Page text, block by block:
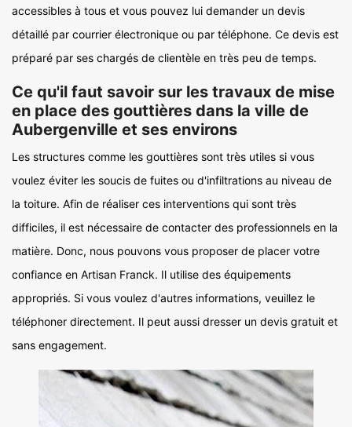
accessibles à tous et vous pouvez lui demander un devis
détaillé par courrier électronique ou par téléphone. Ce devis est
préparé par ses chargés de clientèle en très peu de temps.
Ce qu'il faut savoir sur les travaux de mise
en place des gouttières dans la ville de
Aubergenville et ses environs
Les structures comme les gouttières sont très utiles si vous
voulez éviter les soucis de fuites ou d'infiltrations au niveau de
la toiture. Afin de réaliser ces interventions qui sont très
difficiles, il est nécessaire de contacter des professionnels en la
matière. Donc, nous pouvons vous proposer de placer votre
confiance en Artisan Franck. Il utilise des équipements
appropriés. Si vous voulez d'autres informations, veuillez le
téléphoner directement. Il peut aussi dresser un devis gratuit et
sans engagement.